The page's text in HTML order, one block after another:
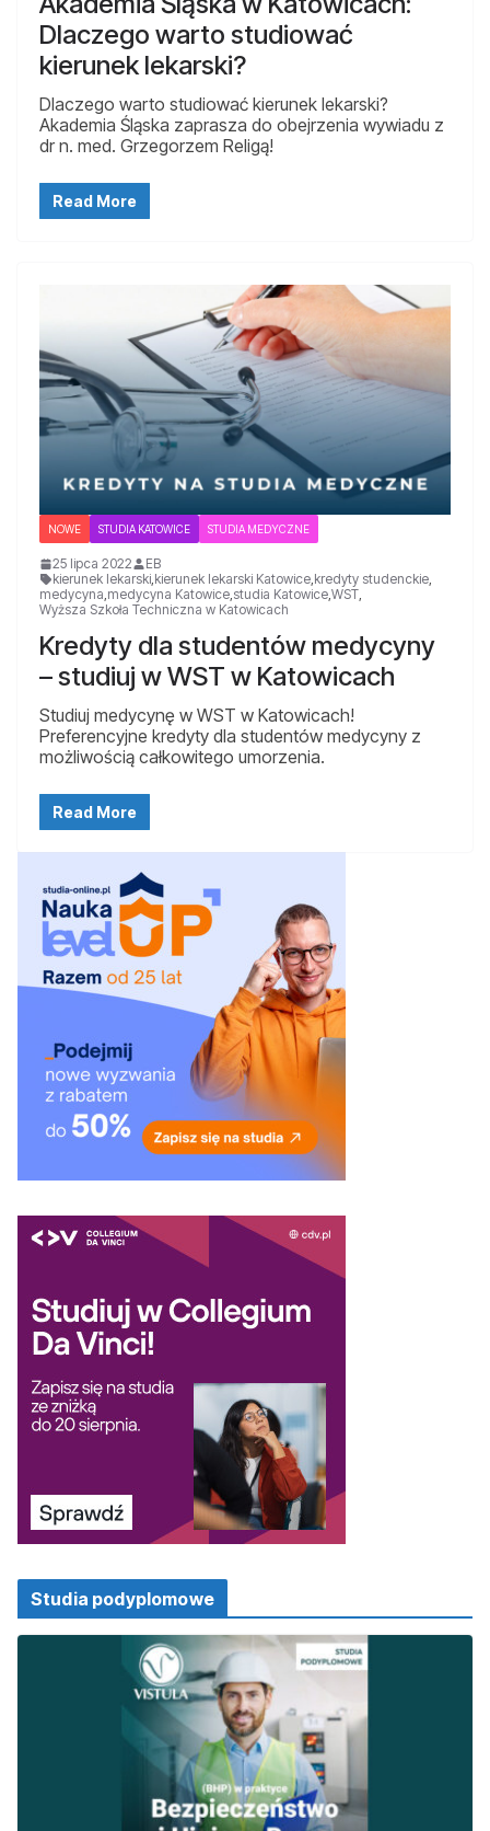
Dlaczego warto studiować
kierunek lekarski?
Dlaczego warto studiować kierunek lekarski?
Akademia Śląska zaprasza do obejrzenia wywiadu z
dr n. med. Grzegorzem Religą!
Read More
NOWE STUDIA KATOWICE STUDIA MEDYCZNE
25 lipca 2022
EB
kierunek lekarski kierunek lekarski Katowice kredyty studenckie
medycyna medycyna Katowice studia Katowice WST
Wyższa Szkoła Techniczna w Katowicach
Kredyty dla studentów medycyny
– studiuj w WST w Katowicach
Studiuj medycynę w WST w Katowicach!
Preferencyjne kredyty dla studentów medycyny z
możliwością całkowitego umorzenia.
Read More
Studia podyplomowe